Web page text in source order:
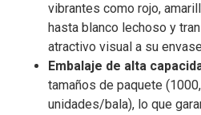
vibrantes como rojo,
hasta blanco lechoso y
atractivo visual a su
Embalaje de alta
tamaños de paquete
unidades/bala), lo que